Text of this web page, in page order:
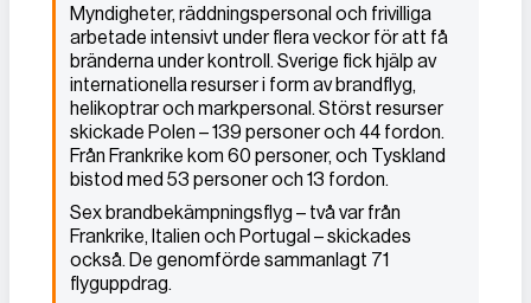
Myndigheter, räddningspersonal och frivilliga
arbetade intensivt under flera veckor för att få
bränderna under kontroll. Sverige fick hjälp av
internationella resurser i form av brandflyg,
helikoptrar och markpersonal. Störst resurser
skickade Polen – 139 personer och 44 fordon.
Från Frankrike kom 60 personer, och Tyskland
bistod med 53 personer och 13 fordon.
Sex brandbekämpningsflyg – två var från
Frankrike, Italien och Portugal – skickades
också. De genomförde sammanlagt 71
flyguppdrag.